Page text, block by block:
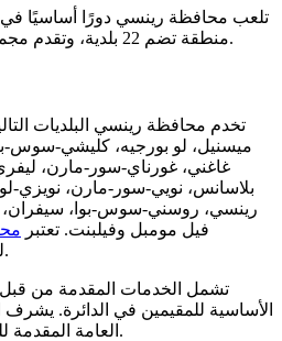
تلعب محافظة رينسي دورًا أساسيًا
منطقة تضم 22 بلدية، وتقدم مجموعة من الخدمات للمواطنين.
تخدم محافظة رينسي البلديات
ميسنيل، لو بورجيه، كليشي-سوس-
غاغني، غورناي-سور-مارن،
بلاسانس، نويي-سور-مارن، نويزي-
رينسي، روسني-سوس-بوا، سيفران،
فيل مومبل وفيلبنت. تعتبر
للخدمات الإدارية في المنطقة.
تشمل الخدمات المقدمة من قبل
الأساسية للمقيمين في الدائرة.
العامة المقدمة للمستخدمين في هذه المنطقة.